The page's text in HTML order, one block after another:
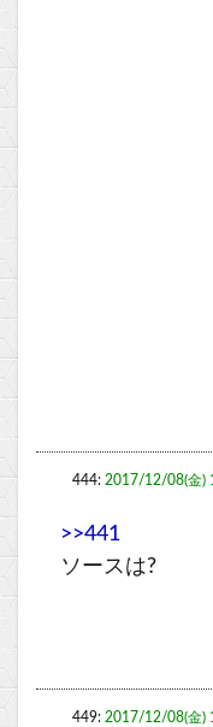
444: 2017/12/08(金)
>>441
ソースは?
449: 2017/12/08(金)